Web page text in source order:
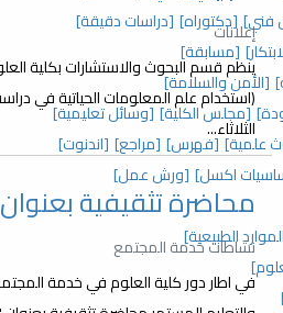
فني][دكتوراه] [دراسات دقيقة]
[مسابقة]
[الأمن والسلامة]
[مجلس الكلية] [وسائل تعليمية]
علمية] [فهرس] [مراجع] [اندنوت]
اكسل] [ورش عمل]
الطبيعية]
إعلانات
ينظم قسم البحوث والاستشارات بكلية
الثلاثاء...
محاضرة تثقيفية
نشاطات خدمة المجتمع
في اطار دور كلية العلوم في خدمة